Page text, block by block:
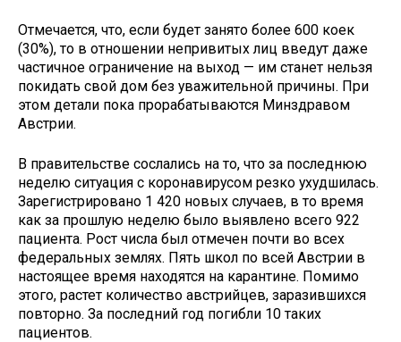
Отмечается, что, если будет занято более 600 коек
(30%), то в отношении непривитых лиц введут даже
частичное ограничение на выход — им станет нельзя
покидать свой дом без уважительной причины. При
этом детали пока прорабатываются Минздравом
Австрии.
В правительстве сослались на то, что за последнюю
неделю ситуация с коронавирусом резко ухудшилась.
Зарегистрировано 1 420 новых случаев, в то время
как за прошлую неделю было выявлено всего 922
пациента. Рост числа был отмечен почти во всех
федеральных землях. Пять школ по всей Австрии в
настоящее время находятся на карантине. Помимо
этого, растет количество австрийцев, заразившихся
повторно. За последний год погибли 10 таких
пациентов.